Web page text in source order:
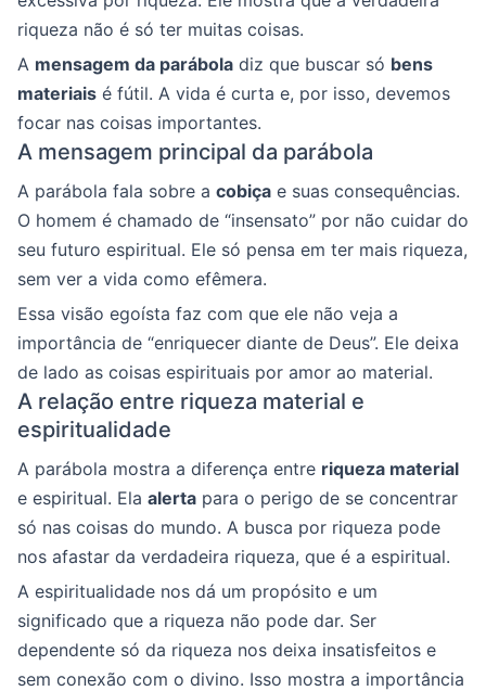
riqueza não é só ter muitas coisas.
A mensagem da parábola diz que buscar só bens
materiais é fútil. A vida é curta e, por isso, devemos
focar nas coisas importantes.
A mensagem principal da parábola
A parábola fala sobre a cobiça e suas consequências.
O homem é chamado de “insensato” por não cuidar do
seu futuro espiritual. Ele só pensa em ter mais riqueza,
sem ver a vida como efêmera.
Essa visão egoísta faz com que ele não veja a
importância de “enriquecer diante de Deus”. Ele deixa
de lado as coisas espirituais por amor ao material.
A relação entre riqueza material e
espiritualidade
A parábola mostra a diferença entre riqueza material
e espiritual. Ela alerta para o perigo de se concentrar
só nas coisas do mundo. A busca por riqueza pode
nos afastar da verdadeira riqueza, que é a espiritual.
A espiritualidade nos dá um propósito e um
significado que a riqueza não pode dar. Ser
dependente só da riqueza nos deixa insatisfeitos e
sem conexão com o divino. Isso mostra a importância